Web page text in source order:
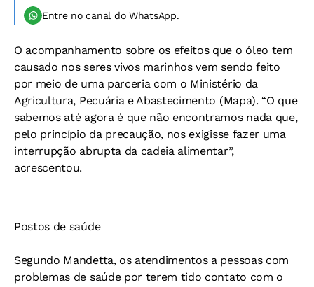
Entre no canal do WhatsApp.
O acompanhamento sobre os efeitos que o óleo tem
causado nos seres vivos marinhos vem sendo feito
por meio de uma parceria com o Ministério da
Agricultura, Pecuária e Abastecimento (Mapa). “O que
sabemos até agora é que não encontramos nada que,
pelo princípio da precaução, nos exigisse fazer uma
interrupção abrupta da cadeia alimentar”,
acrescentou.
Postos de saúde
Segundo Mandetta, os atendimentos a pessoas com
problemas de saúde por terem tido contato com o